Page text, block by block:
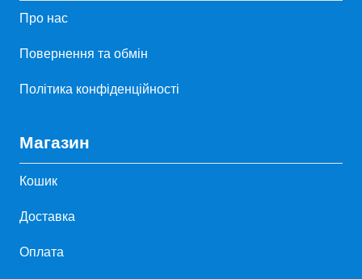
Про нас
Повернення та обмін
Політика конфіденційності
Магазин
Кошик
Доставка
Оплата